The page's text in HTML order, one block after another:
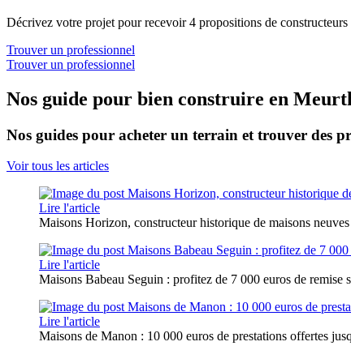
Décrivez votre projet pour recevoir 4 propositions de
Trouver un professionnel
Trouver un professionnel
Nos guide pour bien construire en
Nos guides pour acheter un terrain et trouver des
Voir tous les articles
Lire l'article
Maisons Horizon, constructeur historique de maisons
Lire l'article
Maisons Babeau Seguin : profitez de 7 000 euros de remise
Lire l'article
Maisons de Manon : 10 000 euros de prestations offertes